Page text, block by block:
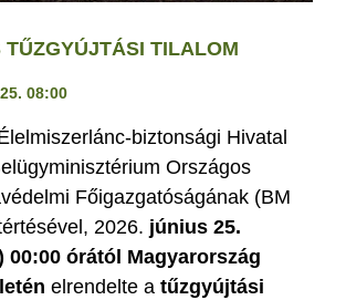
TILALOM
08:00
biztonsági Hivatal
Országos
Főigazgatóságának (BM
2026. június 25.
00:00 órától Magyarország
elrendelte a tűzgyújtási